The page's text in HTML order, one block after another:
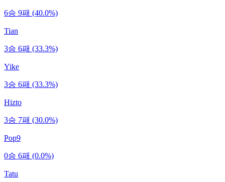
6승 9패 (40.0%)
Tian
3승 6패 (33.3%)
Yike
3승 6패 (33.3%)
Hizto
3승 7패 (30.0%)
Pop9
0승 6패 (0.0%)
Tatu